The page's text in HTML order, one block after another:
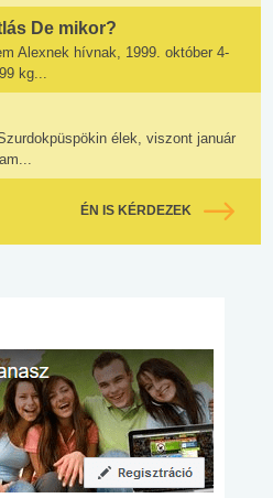
De mikor?
Alexnek hívnak, 1999. október 4-
kg...
élek, viszont január
ÉN IS KÉRDEZEK